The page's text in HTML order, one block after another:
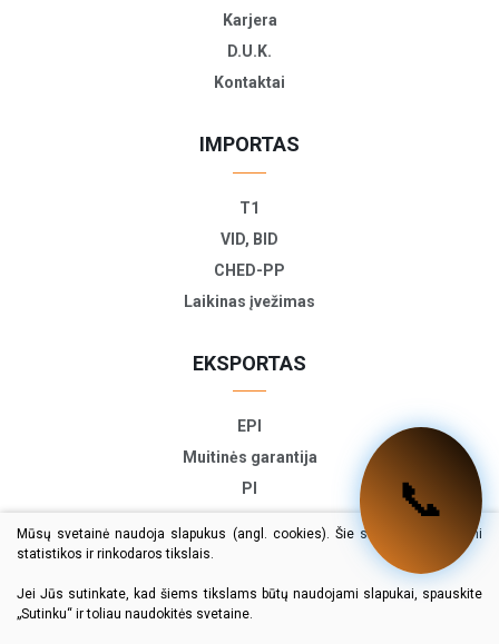
Karjera
D.U.K.
Kontaktai
IMPORTAS
T1
VID, BID
CHED-PP
Laikinas įvežimas
EKSPORTAS
EPI
Muitinės garantija
PI
Mūsų svetainė naudoja slapukus (angl. cookies). Šie slapukai naudojami
statistikos ir rinkodaros tikslais.
Jei Jūs sutinkate, kad šiems tikslams būtų naudojami slapukai, spauskite
„Sutinku“ ir toliau naudokitės svetaine.
📩